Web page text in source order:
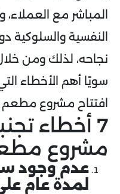
المباشر مع
النفسية والسلوكية
نجاحه، لذلك ومن
سويًا أهم الأخطاء
افتتاح مشروع مطعم
7 أخطاء
مشروع
عدم وجود
لمدة عام